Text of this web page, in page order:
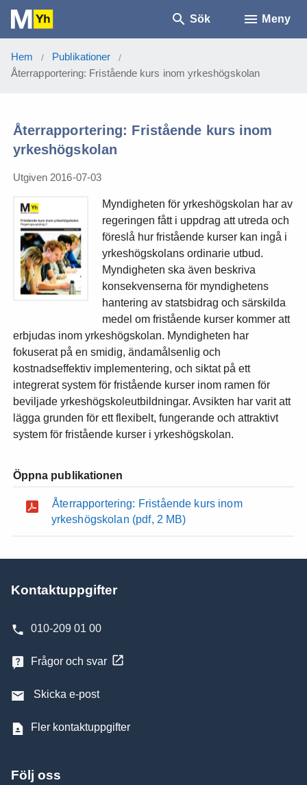
Sök Meny
Hem / Publikationer /
Återrapportering: Fristående kurs inom yrkeshögskolan
Återrapportering: Fristående kurs inom
yrkeshögskolan
Utgiven 2016-07-03
Myndigheten för yrkeshögskolan har av
regeringen fått i uppdrag att utreda och
föreslå hur fristående kurser kan ingå i
yrkeshögskolans ordinarie utbud.
Myndigheten ska även beskriva
konsekvenserna för myndighetens
hantering av statsbidrag och särskilda
medel om fristående kurser kommer att
erbjudas inom yrkeshögskolan. Myndigheten har
fokuserat på en smidig, ändamålsenlig och
kostnadseffektiv implementering, och siktat på ett
integrerat system för fristående kurser inom ramen för
beviljade yrkeshögskoleutbildningar. Avsikten har varit att
lägga grunden för ett flexibelt, fungerande och attraktivt
system för fristående kurser i yrkeshögskolan.
Öppna publikationen
Återrapportering: Fristående kurs inom
yrkeshögskolan (pdf, 2 MB)
Kontaktuppgifter
010-209 01 00
Frågor och svar
Skicka e-post
Fler kontaktuppgifter
Följ oss